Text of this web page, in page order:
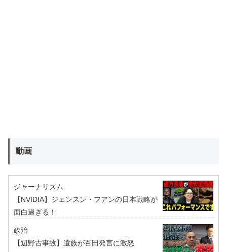
動画
ジャーナリズム
【NVIDIA】ジェンスン・フアンの日本戦略が
面白過ぎる！
政治
【辺野古事故】遺族が百田発言に激怒